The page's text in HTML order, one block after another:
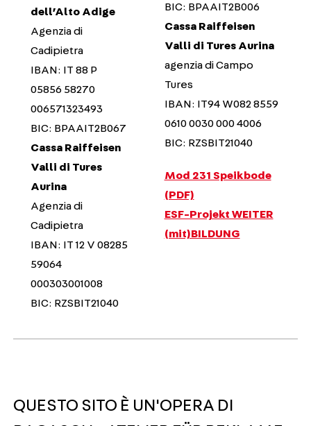
dell’Alto Adige
Agenzia di
Cadipietra
IBAN: IT 88 P
05856 58270
006571323493
BIC: BPAAIT2B067
Cassa Raiffeisen
Valli di Tures
Aurina
Agenzia di
Cadipietra
IBAN: IT 12 V 08285
59064
000303001008
BIC: RZSBIT21040
BIC: BPAAIT2B006
Cassa Raiffeisen
Valli di Tures Aurina
agenzia di Campo
Tures
IBAN: IT94 W082 8559
0610 0030 000 4006
BIC: RZSBIT21040
Mod 231 Speikbode
(PDF)
ESF-Projekt WEITER
(mit)BILDUNG
QUESTO SITO È UN'OPERA DI